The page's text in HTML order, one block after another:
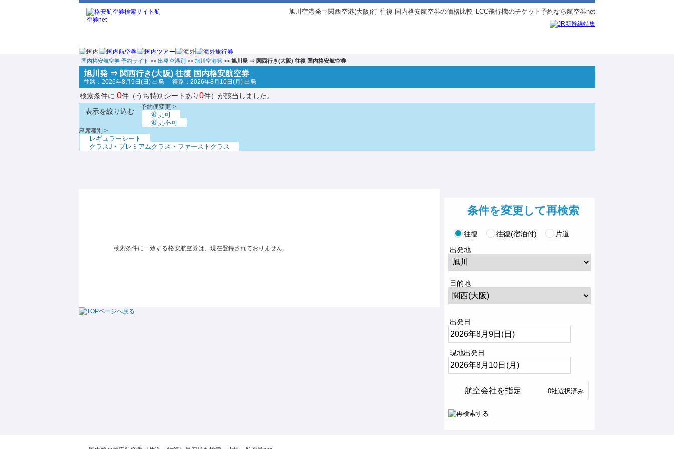
旭川空港発⇒関西空港(大阪)行 往復 国内格安航空券の価格比較 LCC飛行機のチケット予約なら航空券net
国内格安航空券 予約サイト >> 出発空港別 >> 旭川空港発 >> 旭川発 ⇒ 関西行き(大阪) 往復 国内格安航空券
旭川発 ⇒ 関西行き(大阪) 往復 国内格安航空券
往路：2026年8月9日(日) 出発 復路：2026年8月10日(月) 出発
検索条件に 0件（うち特別シートあり0件）が該当しました。
表示を絞り込む
予約便変更 >
変更可
変更不可
座席種別 >
レギュラーシート
クラスJ・プレミアムクラス・ファーストクラス
検索条件に一致する格安航空券は、現在登録されておりません。
条件を変更して再検索
往復 往復(宿泊付)
片道
出発地
目的地
出発日
現地出発日
航空会社を指定 0社選択済み